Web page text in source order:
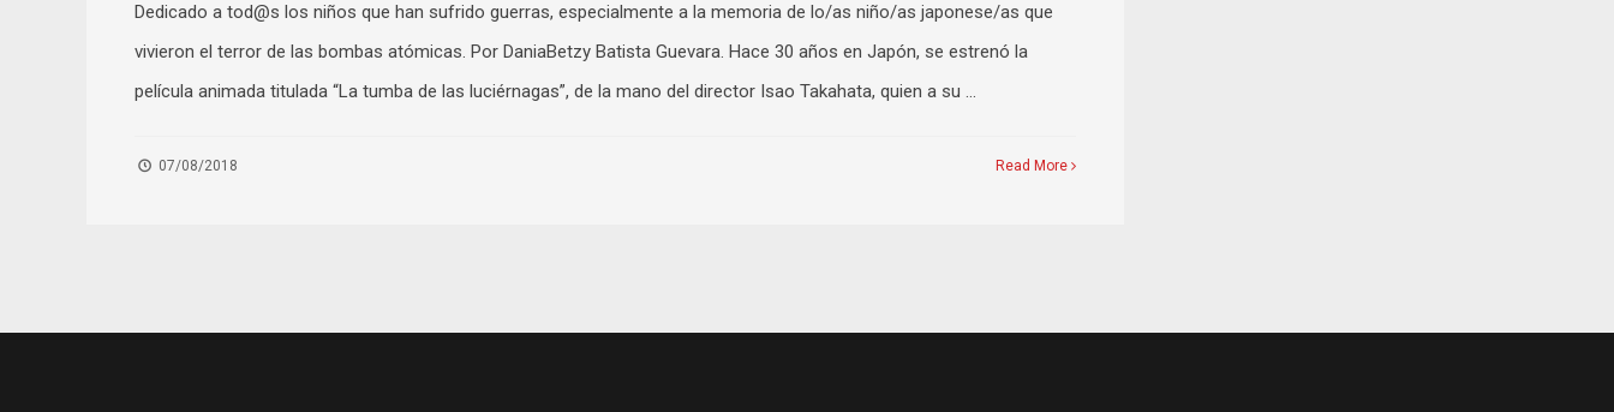
Dedicado a tod@s los niños que han sufrido guerras, especialmente a la memoria de lo/as niño/as japonese/as que
vivieron el terror de las bombas atómicas. Por DaniaBetzy Batista Guevara. Hace 30 años en Japón, se estrenó la
película animada titulada “La tumba de las luciérnagas”, de la mano del director Isao Takahata, quien a su …
07/08/2018 Read More